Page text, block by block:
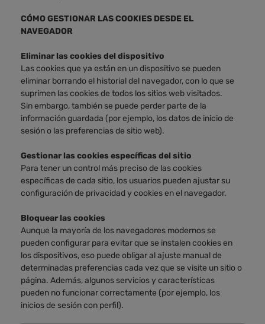
CÓMO GESTIONAR LAS COOKIES DESDE EL
NAVEGADOR
Eliminar las cookies del dispositivo
Las cookies que ya están en un dispositivo se pueden
eliminar borrando el historial del navegador, con lo que se
suprimen las cookies de todos los sitios web visitados.
Sin embargo, también se puede perder parte de la
información guardada (por ejemplo, los datos de inicio de
sesión o las preferencias de sitio web).
Gestionar las cookies específicas del sitio
Para tener un control más preciso de las cookies
específicas de cada sitio, los usuarios pueden ajustar su
configuración de privacidad y cookies en el navegador.
Bloquear las cookies
Aunque la mayoría de los navegadores modernos se
pueden configurar para evitar que se instalen cookies en
los dispositivos, eso puede obligar al ajuste manual de
determinadas preferencias cada vez que se visite un sitio o
página. Además, algunos servicios y características
pueden no funcionar correctamente (por ejemplo, los
inicios de sesión con perfil).